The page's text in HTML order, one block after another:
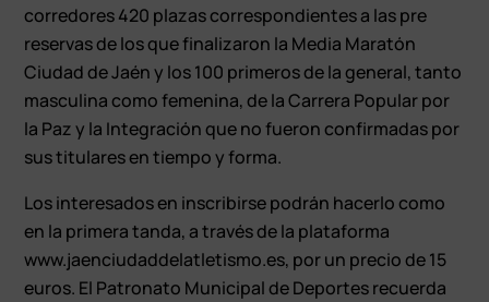
corredores 420 plazas correspondientes a las pre
reservas de los que finalizaron la Media Maratón
Ciudad de Jaén y los 100 primeros de la general, tanto
masculina como femenina, de la Carrera Popular por
la Paz y la Integración que no fueron confirmadas por
sus titulares en tiempo y forma.
Los interesados en inscribirse podrán hacerlo como
en la primera tanda, a través de la plataforma
www.jaenciudaddelatletismo.es, por un precio de 15
euros. El Patronato Municipal de Deportes recuerda